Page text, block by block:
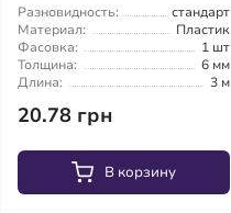
Разновидность:
стандарт
Материал:
Пластик
Фасовка:
1 шт
Толщина:
6 мм
Длина:
3 м
20.78 грн
В корзину